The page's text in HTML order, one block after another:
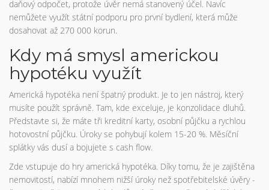
daňový odpočet, protože úvěr nemá stanovený účel. Navíc
nemůžete využít státní podporu pro první bydlení, která může
dosahovat až 270 000 korun.
Kdy má smysl americkou
hypotéku využít
Americká hypotéka není špatný produkt. Je to jen nástroj, který
musíte použít správně. Tam, kde exceluje, je konzolidace dluhů.
Představte si, že máte tři kreditní karty, osobní půjčku a rychlou
hotovostní půjčku. Úroky se pohybují kolem 15-20 %. Měsíční
splátky vás dusí a bojujete s cash flow.
Zde vstupuje do hry americká hypotéka. Díky tomu, že je zajištěna
nemovitostí, nabízí mnohem nižší úroky než spotřebitelské úvěry -